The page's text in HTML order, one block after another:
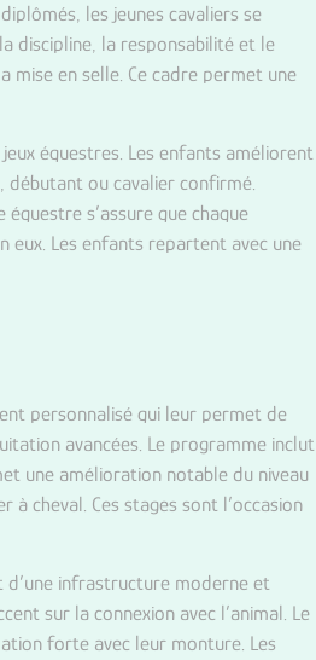
les jeunes cavaliers se
discipline, la responsabilité et le
mise en selle. Ce cadre permet une
équestres. Les enfants améliorent
débutant ou cavalier confirmé.
s’assure que chaque
eux. Les enfants repartent avec une
personnalisé qui leur permet de
avancées. Le programme inclut
une amélioration notable du niveau
cheval. Ces stages sont l’occasion
d’une infrastructure moderne et
sur la connexion avec l’animal. Le
forte avec leur monture. Les